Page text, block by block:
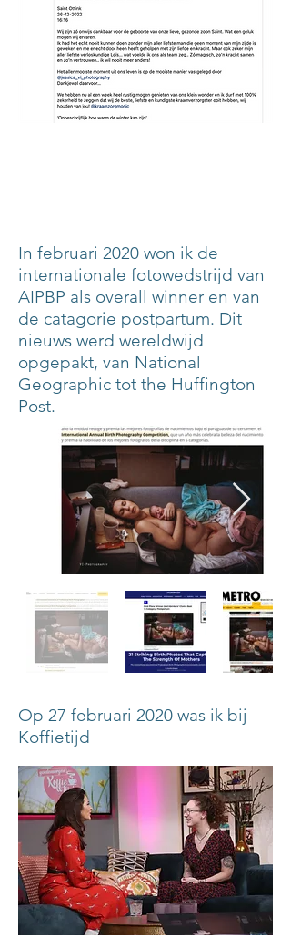
In februari 2020 won ik de
internationale fotowedstrijd van
AIPBP als overall winner en van
de catagorie postpartum. Dit
nieuws werd wereldwijd
opgepakt, van National
Geographic tot the Huffington
Post.
Op 27 februari 2020 was ik bij
Koffietijd